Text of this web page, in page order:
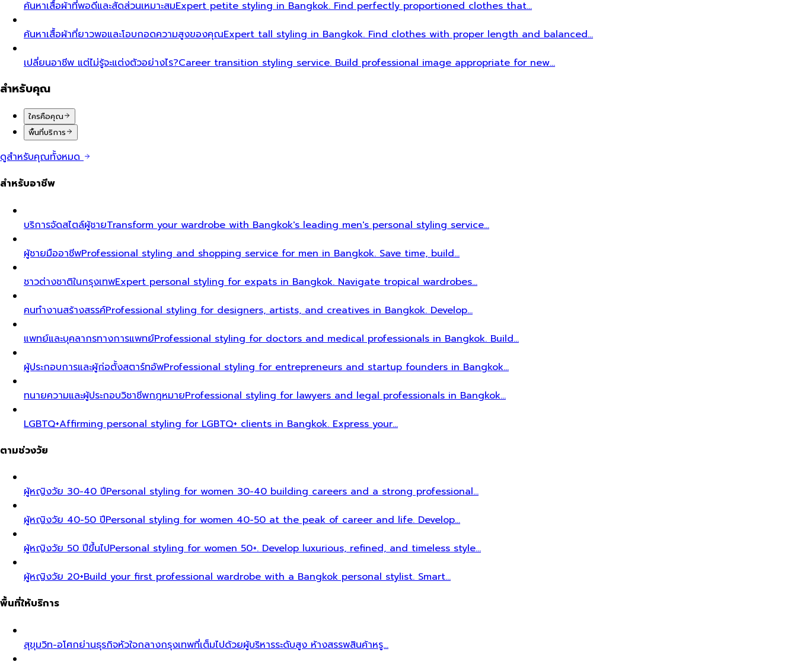
ค้นหาเสื้อผ้าที่พอดีและสัดส่วนเหมาะสมExpert petite styling in Bangkok. Find perfectly proportioned clothes that…
ค้นหาเสื้อผ้าที่ยาวพอและโอบกอดความสูงของคุณExpert tall styling in Bangkok. Find clothes with proper length and balanced…
เปลี่ยนอาชีพ แต่ไม่รู้จะแต่งตัวอย่างไร?Career transition styling service. Build professional image appropriate for new…
สำหรับคุณ
ใครคือคุณ
พื้นที่บริการ
ดูสำหรับคุณทั้งหมด
สำหรับอาชีพ
บริการจัดสไตล์ผู้ชายTransform your wardrobe with Bangkok's leading men's personal styling service…
ผู้ชายมืออาชีพProfessional styling and shopping service for men in Bangkok. Save time, build…
ชาวต่างชาติในกรุงเทพExpert personal styling for expats in Bangkok. Navigate tropical wardrobes…
คนทำงานสร้างสรรค์Professional styling for designers, artists, and creatives in Bangkok. Develop…
แพทย์และบุคลากรทางการแพทย์Professional styling for doctors and medical professionals in Bangkok. Build…
ผู้ประกอบการและผู้ก่อตั้งสตาร์ทอัพProfessional styling for entrepreneurs and startup founders in Bangkok…
ทนายความและผู้ประกอบวิชาชีพกฎหมายProfessional styling for lawyers and legal professionals in Bangkok…
LGBTQ+Affirming personal styling for LGBTQ+ clients in Bangkok. Express your…
ตามช่วงวัย
ผู้หญิงวัย 30-40 ปีPersonal styling for women 30-40 building careers and a strong professional…
ผู้หญิงวัย 40-50 ปีPersonal styling for women 40-50 at the peak of career and life. Develop…
ผู้หญิงวัย 50 ปีขึ้นไปPersonal styling for women 50+. Develop luxurious, refined, and timeless style…
ผู้หญิงวัย 20+Build your first professional wardrobe with a Bangkok personal stylist. Smart…
พื้นที่ให้บริการ
สุขุมวิท-อโศกย่านธุรกิจหัวใจกลางกรุงเทพที่เต็มไปด้วยผู้บริหารระดับสูง ห้างสรรพสินค้าหรู…